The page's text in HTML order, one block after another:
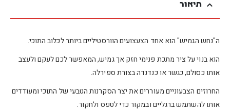
תיאור
ה"נחש הגמיש" הוא אחד הצעצועים הוורסטיליים ביותר לכלוב התוכי.
הוא בנוי על ציר מתכת פנימי חזק אך גמיש, המאפשר לכם לעקם ולעצב
אותו כסולם, כגשר או כנדנדה בצורת ספירלה.
החרוזים הצבעוניים מעוררים את יצר הסקרנות הטבעי של התוכי ומעודדים
אותו להשתמש ברגליים ובמקור כדי לטפס ולחקור.